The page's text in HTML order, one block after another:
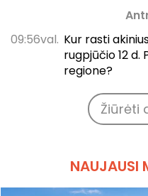
09:56val. Kur rasti
rugpjūčio 12
regione?
Žiūrėti
NAUJAUSI